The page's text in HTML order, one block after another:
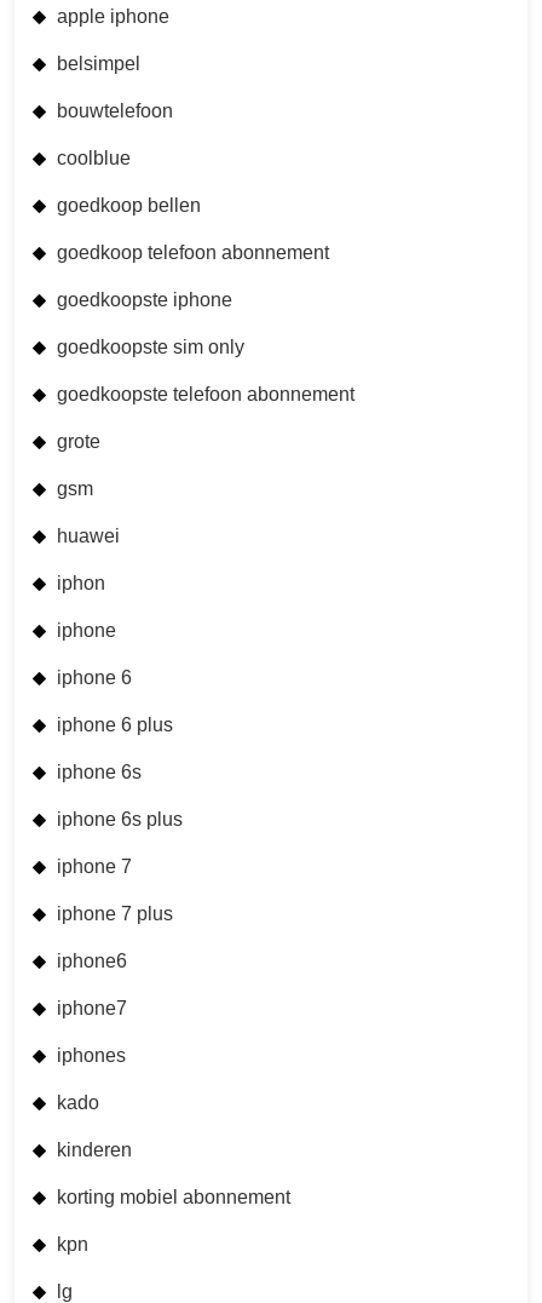
apple iphone
belsimpel
bouwtelefoon
coolblue
goedkoop bellen
goedkoop telefoon abonnement
goedkoopste iphone
goedkoopste sim only
goedkoopste telefoon abonnement
grote
gsm
huawei
iphon
iphone
iphone 6
iphone 6 plus
iphone 6s
iphone 6s plus
iphone 7
iphone 7 plus
iphone6
iphone7
iphones
kado
kinderen
korting mobiel abonnement
kpn
lg